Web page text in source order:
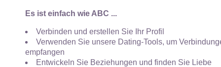
Es ist einfach wie ABC ...
Verbinden und erstellen Sie Ihr Profil
Verwenden Sie unsere Dating-Tools, um
empfangen
Entwickeln Sie Beziehungen und finden Sie Liebe